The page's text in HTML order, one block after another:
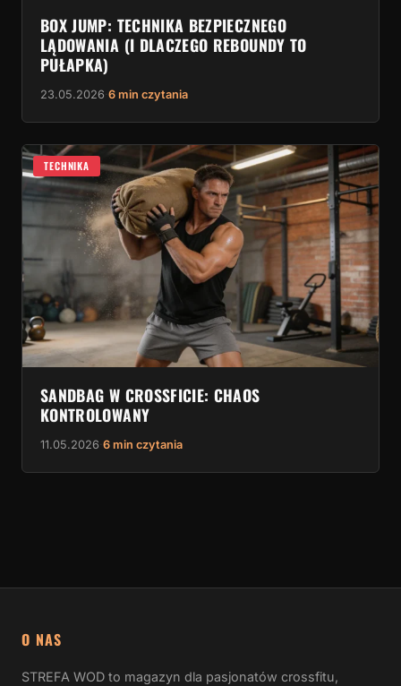
BOX JUMP: TECHNIKA BEZPIECZNEGO
LĄDOWANIA (I DLACZEGO REBOUNDY TO
PUŁAPKA)
23.05.2026 6 min czytania
TECHNIKA
SANDBAG W CROSSFICIE: CHAOS
KONTROLOWANY
11.05.2026 6 min czytania
O NAS
STREFA WOD to magazyn dla pasjonatów crossfitu,